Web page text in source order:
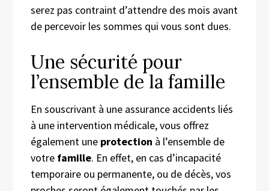
serez pas contraint d’attendre des mois avant
de percevoir les sommes qui vous sont dues.
Une sécurité pour
l’ensemble de la famille
En souscrivant à une assurance accidents liés
à une intervention médicale, vous offrez
également une protection à l’ensemble de
votre famille. En effet, en cas d’incapacité
temporaire ou permanente, ou de décès, vos